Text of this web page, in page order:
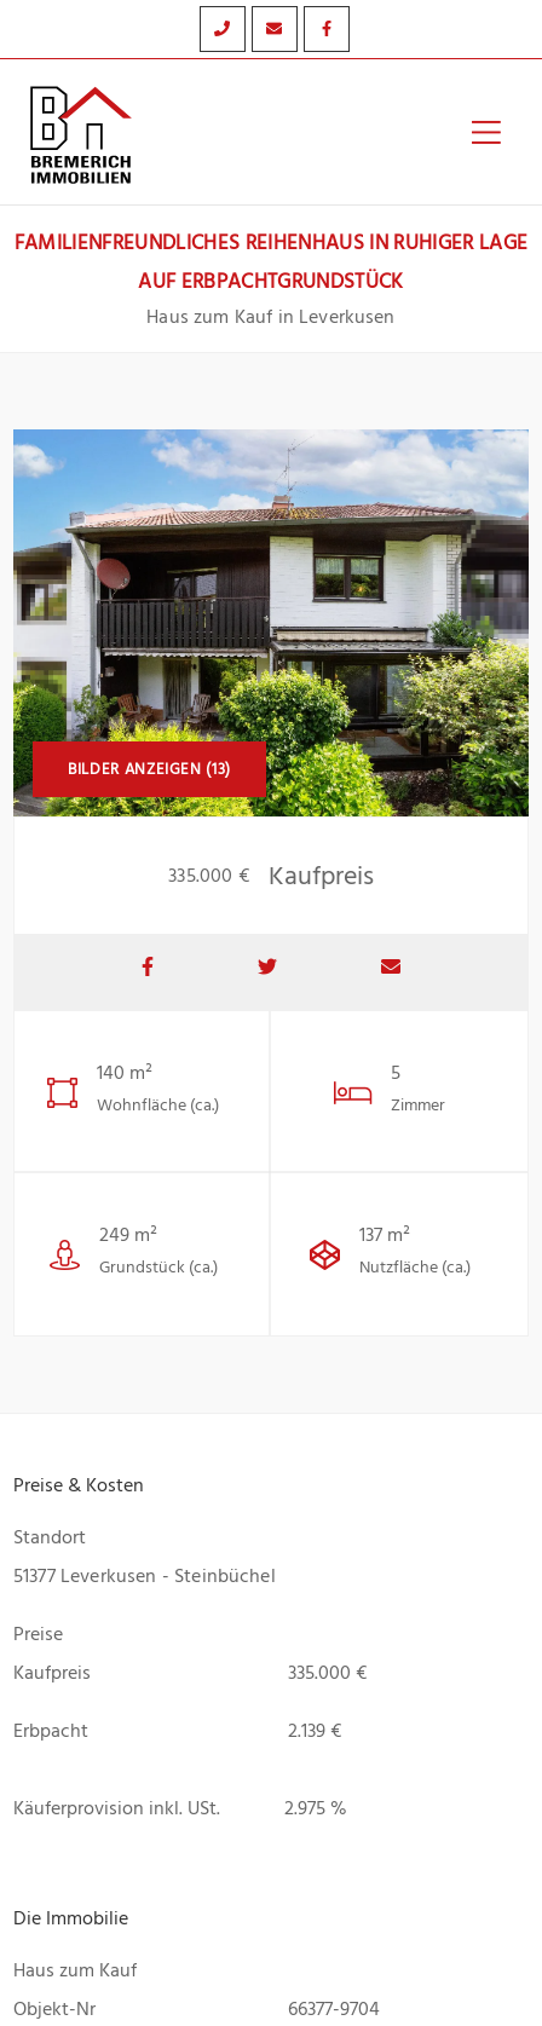
Inhalt
springen
FAMILIENFREUNDLICHES REIHENHAUS IN RUHIGER LAGE
AUF ERBPACHTGRUNDSTÜCK
Haus zum Kauf in Leverkusen
BILDER ANZEIGEN (13)
335.000 € Kaufpreis
140 m²
Wohnfläche (ca.)
5
Zimmer
249 m²
Grundstück (ca.)
137 m²
Nutzfläche (ca.)
Preise & Kosten
Standort
51377 Leverkusen - Steinbüchel
Preise
Kaufpreis
335.000 €
Erbpacht
2.139 €
Käuferprovision inkl. USt. 2.975 %
Die Immobilie
Haus zum Kauf
Objekt-Nr
66377-9704